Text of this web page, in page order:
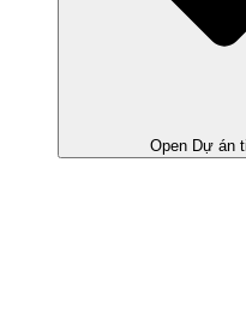
Open Dự án